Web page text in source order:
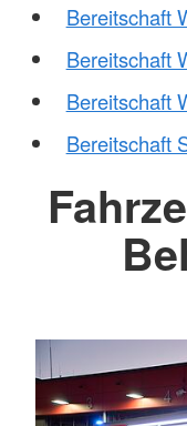
Bereitschaft
Bereitschaft
Bereitschaft
Bereitschaft